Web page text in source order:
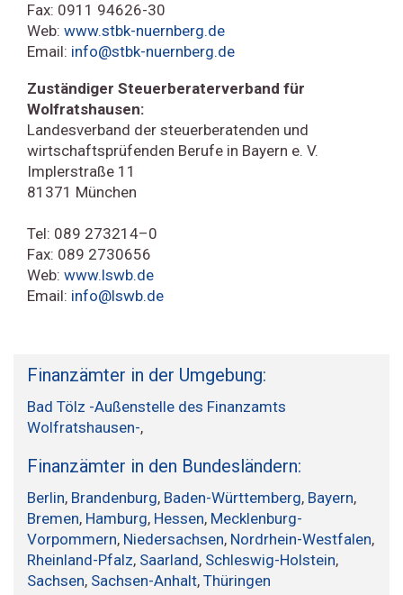
Fax: 0911 94626-30
Web: www.stbk-nuernberg.de
Email: info@stbk-nuernberg.de
Zuständiger Steuerberaterverband für
Wolfratshausen:
Landesverband der steuerberatenden und
wirtschaftsprüfenden Berufe in Bayern e. V.
Implerstraße 11
81371 München
Tel: 089 273214–0
Fax: 089 2730656
Web: www.lswb.de
Email: info@lswb.de
Finanzämter in der Umgebung:
Bad Tölz -Außenstelle des Finanzamts
Wolfratshausen-,
Finanzämter in den Bundesländern:
Berlin, Brandenburg, Baden-Württemberg, Bayern,
Bremen, Hamburg, Hessen, Mecklenburg-
Vorpommern, Niedersachsen, Nordrhein-Westfalen,
Rheinland-Pfalz, Saarland, Schleswig-Holstein,
Sachsen, Sachsen-Anhalt, Thüringen